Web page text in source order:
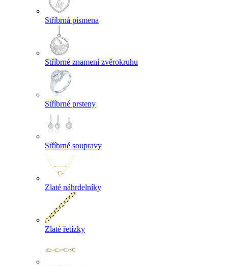
Stříbrná písmena
Stříbrné znamení zvěrokruhu
Stříbrné prsteny
Stříbrné soupravy
Zlaté náhrdelníky
Zlaté řetízky